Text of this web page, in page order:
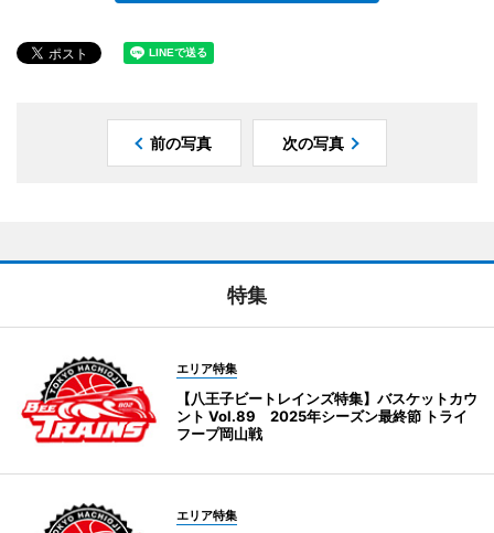
前の写真 次の写真
特集
エリア特集
【八王子ビートレインズ特集】バスケットカウ
ント Vol.89 2025年シーズン最終節 トライ
フープ岡山戦
エリア特集